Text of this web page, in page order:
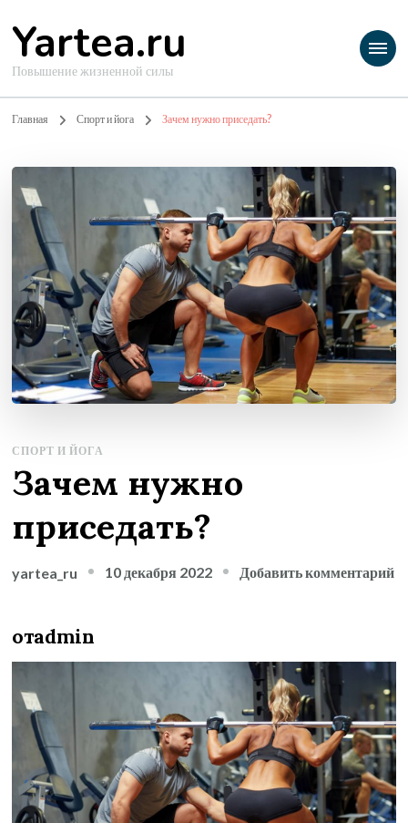
Yartea.ru
Повышение жизненной силы
Главная Спорт и йога Зачем нужно приседать?
СПОРТ И ЙОГА
Зачем нужно
приседать?
yartea_ru 10 декабря 2022 Добавить комментарийк
отadmin